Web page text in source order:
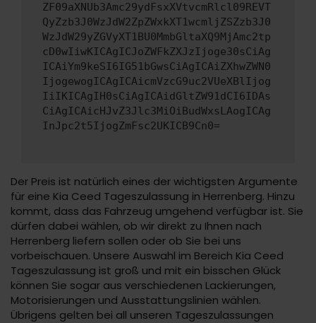
ZF09aXNUb3Amc29ydFsxXVtvcmRlcl09REVT
QyZzb3J0WzJdW2ZpZWxkXT1wcmljZSZzb3J0
WzJdW29yZGVyXT1BU0MmbGltaXQ9MjAmc2tp
cD0wIiwKICAgICJoZWFkZXJzIjoge30sCiAg
ICAiYm9keSI6IG51bGwsCiAgICAiZXhwZWN0
IjogewogICAgICAicmVzcG9uc2VUeXBlIjog
IiIKICAgIH0sCiAgICAidGltZW91dCI6IDAs
CiAgICAicHJvZ3Jlc3MiOiBudWxsLAogICAg
InJpc2t5IjogZmFsc2UKICB9Cn0=
Der Preis ist natürlich eines der wichtigsten Argumente
für eine Kia Ceed Tageszulassung in Herrenberg. Hinzu
kommt, dass das Fahrzeug umgehend verfügbar ist. Sie
dürfen dabei wählen, ob wir direkt zu Ihnen nach
Herrenberg liefern sollen oder ob Sie bei uns
vorbeischauen. Unsere Auswahl im Bereich Kia Ceed
Tageszulassung ist groß und mit ein bisschen Glück
können Sie sogar aus verschiedenen Lackierungen,
Motorisierungen und Ausstattungslinien wählen.
Übrigens gelten bei all unseren Tageszulassungen